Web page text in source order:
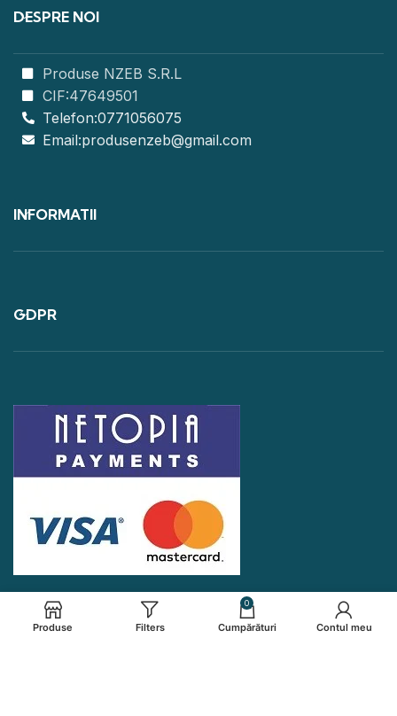
DESPRE NOI
Produse NZEB S.R.L
CIF:47649501
Telefon:0771056075
Email:produsenzeb@gmail.com
INFORMATII
GDPR
Produse Filters
0
Cumpărături Contul meu